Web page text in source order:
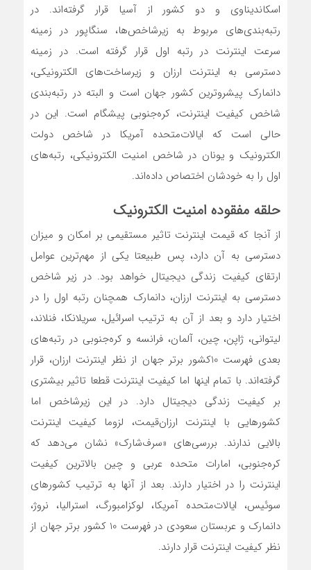
اسکاندیناوی و دو کشور از آسیا قرار گرفته‌اند. در
رتبه‌بندی‌های مربوط به زیرشاخص‌ها، سنگاپور در زمینه
سرعت اینترنت در رتبه اول قرار گرفته است. در زمینه
دسترسی به اینترنت ارزان و زیرساخت‌های الکترونیکی،
دانمارک پیشروترین کشور جهان است و البته در رتبه‌بندی
شاخص کیفیت اینترنت، کره‌جنوبی پیشگام است. این در
حالی است که ایالات‌متحده آمریکا در شاخص دولت
الکترونیک و یونان در شاخص امنیت الکترونیکی، رتبه‌های
اول را به خودشان اختصاص داده‌اند.
حلقه مفقوده امنیت الکترونیک
از آنجا که قیمت اینترنت تاثیر مستقیمی بر امکان و میزان
دسترسی به آن دارد، پس طبیعتا یکی از مهم‌ترین عوامل
ارتقای کیفیت زندگی دیجیتال خواهد بود. در زیر شاخص
دسترسی به اینترنت ارزان، دانمارک همچنان رتبه اول را در
اختیار دارد و بعد از آن به ترتیب اسرائیل، سریلانکا، فنلاند،
لیتوانی، ژاپن، چین، آلمان، فرانسه و کره‌جنوبی در رتبه‌های
بعدی فهرست 10کشور برتر جهان از نظر اینترنت ارزان، قرار
گرفته‌اند. با تمام اینها اما کیفیت اینترنت قطعا تاثیر بیشتری
بر کیفیت زندگی دیجیتال دارد. در این زیرشاخص اما
کشورهایی با اینترنت ارزان‌قیمت، لزوما کیفیت اینترنت
بالایی ندارند. بررسی‌های «سرف‌شارک» نشان می‌دهد که
کره‌جنوبی، امارات متحده عربی و چین بالاترین کیفیت
اینترنت را در اختیار دارند. بعد از آنها به ترتیب کشورهای
سوئیس، ایالات‌متحده آمریکا، لوکزامبورگ، استرالیا، نروژ،
دانمارک و عربستان سعودی در فهرست 10 کشور برتر جهان از
نظر کیفیت اینترنت قرار دارند.